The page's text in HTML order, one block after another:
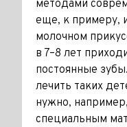
методами
еще, к примеру,
молочном
в 7–8 лет
постоянные
лечить таких
нужно,
специальным